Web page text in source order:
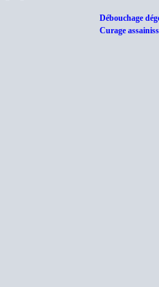
Débouchage
Curage